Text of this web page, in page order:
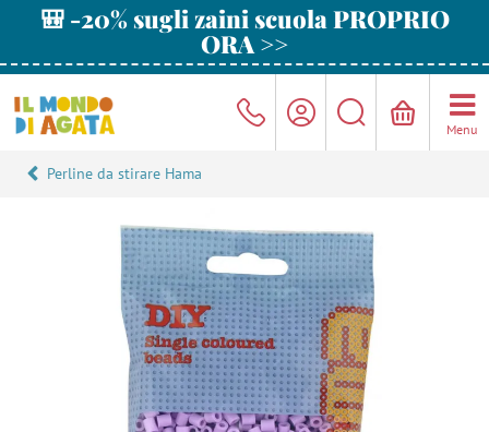
🎒 -20% sugli zaini scuola PROPRIO
ORA >>
Menu
Perline da stirare Hama